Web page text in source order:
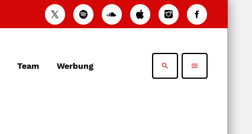
Team Werbung search menu